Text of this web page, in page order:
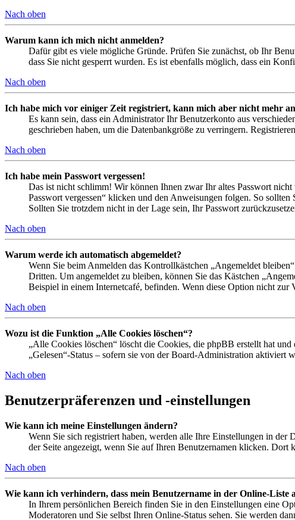
Nach oben
Warum kann ich mich nicht anmelden?
Dafür gibt es viele mögliche Gründe. Prüfen Sie zunächst, ob Ihr
dass Sie nicht gesperrt wurden. Es ist ebenfalls möglich, dass ein
Nach oben
Ich habe mich vor einiger Zeit registriert, kann mich aber nicht mehr
Es kann sein, dass ein Administrator Ihr Benutzerkonto aus
geschrieben haben, um die Datenbankgröße zu verringern.
Nach oben
Ich habe mein Passwort vergessen!
Das ist nicht schlimm! Wir können Ihnen zwar Ihr altes Passwort
Passwort vergessen“ klicken und den Anweisungen folgen. So
Sollten Sie trotzdem nicht in der Lage sein, Ihr Passwort
Nach oben
Warum werde ich automatisch abgemeldet?
Wenn Sie beim Anmelden das Kontrollkästchen „Angemeldet
Dritten. Um angemeldet zu bleiben, können Sie das Kästchen
Beispiel in einem Internetcafé, befinden. Wenn diese Option nicht
Nach oben
Wozu ist die Funktion „Alle Cookies löschen“?
„Alle Cookies löschen“ löscht die Cookies, die phpBB erstellt hat
„Gelesen“-Status – sofern sie von der Board-Administration aktiviert
Nach oben
Benutzerpräferenzen und -einstellungen
Wie kann ich meine Einstellungen ändern?
Wenn Sie sich registriert haben, werden alle Ihre Einstellungen in der
der Seite angezeigt, wenn Sie auf Ihren Benutzernamen klicken. Dort
Nach oben
Wie kann ich verhindern, dass mein Benutzername in der Online-Liste
In Ihrem persönlichen Bereich finden Sie in den Einstellungen eine
Moderatoren und Sie selbst Ihren Online-Status sehen. Sie werden